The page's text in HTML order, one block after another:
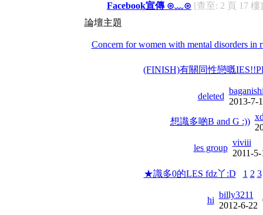
Facebook宣傳 ⊙﹏⊙ [查至: 2 頁 17 樓]
論壇主題
Concern for women with mental disorders in
(FINISH)有關同性戀嘅
deleted
2013-7-
想識多啲B and G :))
les group
viviii
2011-5-
★識多0的LES fdz丫:D 1 2 3
hi
billy3211
2012-6-22